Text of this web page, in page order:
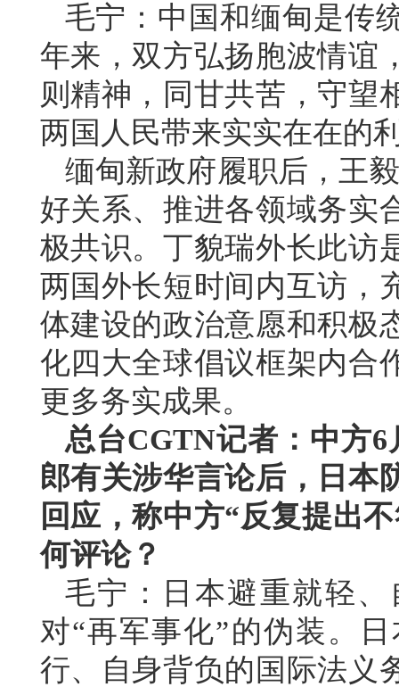
毛宁：中国和缅甸是传
年来，双方弘扬胞波情谊
则精神，同甘共苦，守望
两国人民带来实实在在的
缅甸新政府履职后，王
好关系、推进各领域务实
极共识。丁貌瑞外长此访
两国外长短时间内互访，
体建设的政治意愿和积极
化四大全球倡议框架内合
更多务实成果。
总台CGTN记者：中方
郎有关涉华言论后，日本
回应，称中方“反复提出
何评论？
毛宁：日本避重就轻
对“再军事化”的伪装。
行、自身背负的国际法义